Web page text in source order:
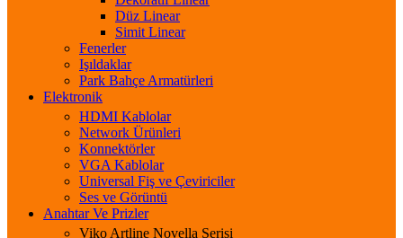
Düz Linear
Simit Linear
Fenerler
Işıldaklar
Park Bahçe Armatürleri
Elektronik
HDMI Kablolar
Network Ürünleri
Konnektörler
VGA Kablolar
Universal Fiş ve Çeviriciler
Ses ve Görüntü
Anahtar Ve Prizler
Viko Artline Novella Serisi